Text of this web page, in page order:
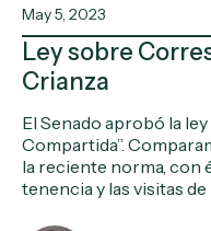
May 5, 2023
Ley sobre
Crianza
El Senado aprobó la
Compartida”.
la reciente norma, con
tenencia y las visitas